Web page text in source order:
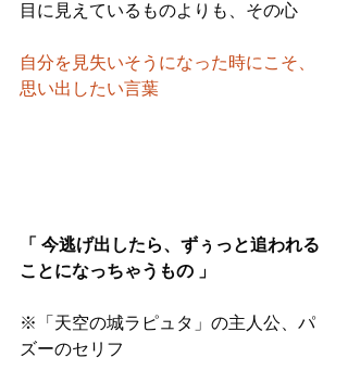
目に見えているものよりも、その心
自分を見失いそうになった時にこそ、
思い出したい言葉
「 今逃げ出したら、ずぅっと追われる
ことになっちゃうもの 」
※「天空の城ラピュタ」の主人公、パ
ズーのセリフ